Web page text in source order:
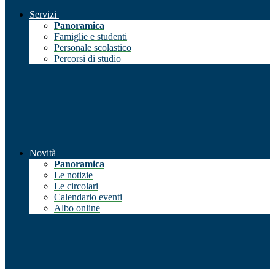
Servizi
Panoramica
Famiglie e studenti
Personale scolastico
Percorsi di studio
Novità
Panoramica
Le notizie
Le circolari
Calendario eventi
Albo online